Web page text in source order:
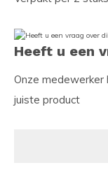
Heeft u een
Onze medewerker
juiste product